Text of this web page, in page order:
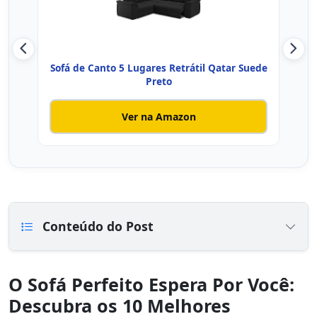
Sofá de Canto 5 Lugares Retrátil Qatar Suede
Preto
Ver na Amazon
Conteúdo do Post
O Sofá Perfeito Espera Por Você:
Descubra os 10 Melhores